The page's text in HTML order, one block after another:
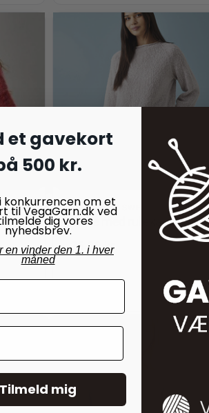
BLUSER OG SWEATRE
Bluse med rullekant
35,00kr.
et gavekort
500 kr.
konkurrencen om et
til VegaGarn.dk ved
dig vores
nyhedsbrev.
en vinder den 1. i hver
måned
Tilmeld mig